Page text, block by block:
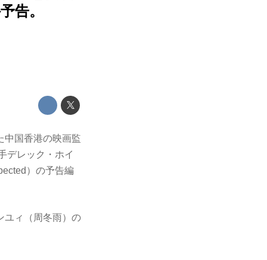
告。
中国香港の映画監
デレック・ホイ
）の予告編
ユィ（周冬雨）の